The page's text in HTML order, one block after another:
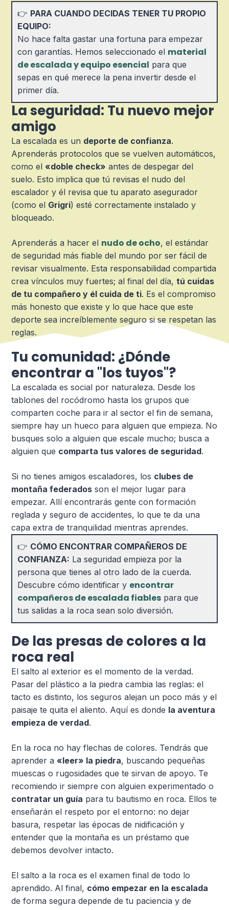
👉 PARA CUANDO DECIDAS TENER TU PROPIO
EQUIPO:
No hace falta gastar una fortuna para empezar
con garantías. Hemos seleccionado el material
de escalada y equipo esencial para que
sepas en qué merece la pena invertir desde el
primer día.
La seguridad: Tu nuevo mejor
amigo
La escalada es un deporte de confianza.
Aprenderás protocolos que se vuelven automáticos,
como el «doble check» antes de despegar del
suelo. Esto implica que tú revisas el nudo del
escalador y él revisa que tu aparato asegurador
(como el Grigri) esté correctamente instalado y
bloqueado.
Aprenderás a hacer el nudo de ocho, el estándar
de seguridad más fiable del mundo por ser fácil de
revisar visualmente. Esta responsabilidad compartida
crea vínculos muy fuertes; al final del día,tú cuidas
de tu compañero y él cuida de ti. Es el compromiso
más honesto que existe y lo que hace que este
deporte sea increíblemente seguro si se respetan las
reglas.
Tu comunidad: ¿Dónde
encontrar a "los tuyos"?
La escalada es social por naturaleza. Desde los
tablones del rocódromo hasta los grupos que
comparten coche para ir al sector el fin de semana,
siempre hay un hueco para alguien que empieza. No
busques solo a alguien que escale mucho; busca a
alguien que comparta tus valores de seguridad.
Si no tienes amigos escaladores, los clubes de
montaña federados son el mejor lugar para
empezar. Allí encontrarás gente con formación
reglada y seguro de accidentes, lo que te da una
capa extra de tranquilidad mientras aprendes.
👉 CÓMO ENCONTRAR COMPAÑEROS DE
CONFIANZA: La seguridad empieza por la
persona que tienes al otro lado de la cuerda.
Descubre cómo identificar y encontrar
compañeros de escalada fiables para que
tus salidas a la roca sean solo diversión.
De las presas de colores a la
roca real
El salto al exterior es el momento de la verdad.
Pasar del plástico a la piedra cambia las reglas: el
tacto es distinto, los seguros alejan un poco más y el
paisaje te quita el aliento. Aquí es donde la aventura
empieza de verdad.
En la roca no hay flechas de colores. Tendrás que
aprender a «leer» la piedra, buscando pequeñas
muescas o rugosidades que te sirvan de apoyo. Te
recomiendo ir siempre con alguien experimentado o
contratar un guía para tu bautismo en roca. Ellos te
enseñarán el respeto por el entorno: no dejar
basura, respetar las épocas de nidificación y
entender que la montaña es un préstamo que
debemos devolver intacto.
El salto a la roca es el examen final de todo lo
aprendido. Al final, cómo empezar en la escalada
de forma segura depende de tu paciencia y de